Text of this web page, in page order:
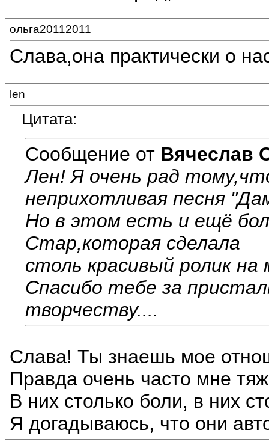
ольга20112011
Слава,она практически о
len
Цитата:
Сообщение от Вячеслав
Лен! Я очень рад
неприхотливая песня
Но в этом есть и ещё
Стар,которая сделала
столь красивый ролик
Спасибо тебе за
творчеству....
Слава! Ты знаешь мое
Правда очень часто мне
В них столько боли, в них
Я догадываюсь, что они